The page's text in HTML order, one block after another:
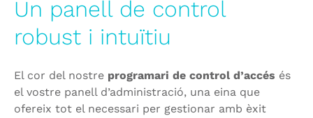
Un panell de control
robust i intuïtiu
El cor del nostre programari de control d’accés és
el vostre panell d’administració, una eina que
ofereix tot el necessari per gestionar amb èxit